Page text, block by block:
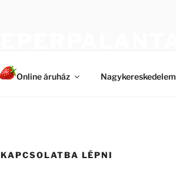
Online áruház Nagykereskedelem
KAPCSOLATBA LÉPNI